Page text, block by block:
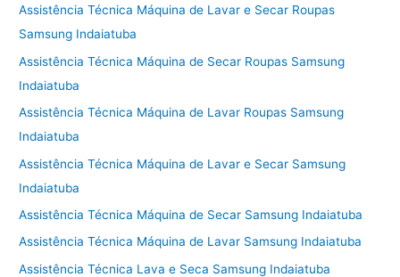
Assistência Técnica Máquina de Lavar e Secar Roupas
Samsung Indaiatuba
Assistência Técnica Máquina de Secar Roupas Samsung
Indaiatuba
Assistência Técnica Máquina de Lavar Roupas Samsung
Indaiatuba
Assistência Técnica Máquina de Lavar e Secar Samsung
Indaiatuba
Assistência Técnica Máquina de Secar Samsung Indaiatuba
Assistência Técnica Máquina de Lavar Samsung Indaiatuba
Assistência Técnica Lava e Seca Samsung Indaiatuba